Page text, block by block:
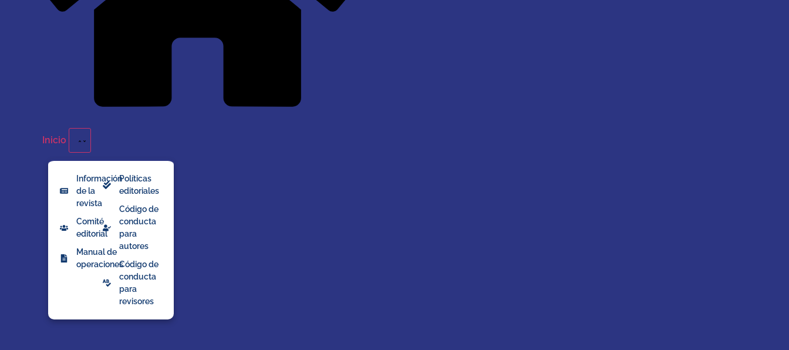
Inicio
Información
de la
revista
Comité
editorial
Manual de
operaciones
Políticas
editoriales
Código de
conducta
para
autores
Código de
conducta
para
revisores